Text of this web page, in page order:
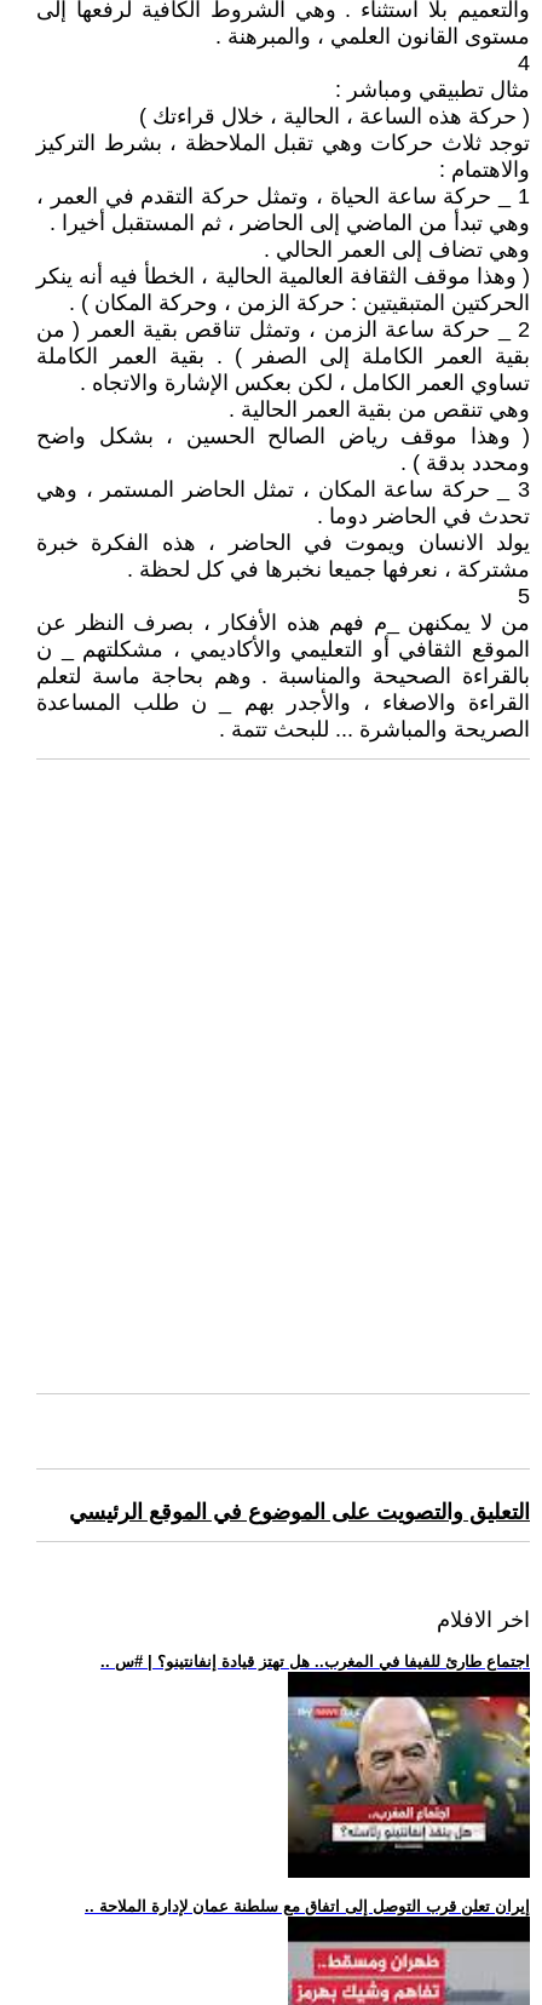
والتعميم بلا استثناء . وهي الشروط الكافية لرفعها إلى
مستوى القانون العلمي ، والمبرهنة .
4
مثال تطبيقي ومباشر :
( حركة هذه الساعة ، الحالية ، خلال قراءتك )
توجد ثلاث حركات وهي تقبل الملاحظة ، بشرط التركيز
والاهتمام :
1 _ حركة ساعة الحياة ، وتمثل حركة التقدم في العمر ،
وهي تبدأ من الماضي إلى الحاضر ، ثم المستقبل أخيرا .
وهي تضاف إلى العمر الحالي .
( وهذا موقف الثقافة العالمية الحالية ، الخطأ فيه أنه ينكر
الحركتين المتبقيتين : حركة الزمن ، وحركة المكان ) .
2 _ حركة ساعة الزمن ، وتمثل تناقص بقية العمر ( من
بقية العمر الكاملة إلى الصفر ) . بقية العمر الكاملة
تساوي العمر الكامل ، لكن بعكس الإشارة والاتجاه .
وهي تنقص من بقية العمر الحالية .
( وهذا موقف رياض الصالح الحسين ، بشكل واضح
ومحدد بدقة ) .
3 _ حركة ساعة المكان ، تمثل الحاضر المستمر ، وهي
تحدث في الحاضر دوما .
يولد الانسان ويموت في الحاضر ، هذه الفكرة خبرة
مشتركة ، نعرفها جميعا نخبرها في كل لحظة .
5
من لا يمكنهن _م فهم هذه الأفكار ، بصرف النظر عن
الموقع الثقافي أو التعليمي والأكاديمي ، مشكلتهم _ ن
بالقراءة الصحيحة والمناسبة . وهم بحاجة ماسة لتعلم
القراءة والاصغاء ، والأجدر بهم _ ن طلب المساعدة
الصريحة والمباشرة ... للبحث تتمة .
التعليق والتصويت على الموضوع في الموقع الرئيسي
اخر الافلام
.. اجتماع طارئ للفيفا في المغرب.. هل تهتز قيادة إنفانتينو؟ | #س
.. إيران تعلن قرب التوصل إلى اتفاق مع سلطنة عمان لإدارة الملاحة